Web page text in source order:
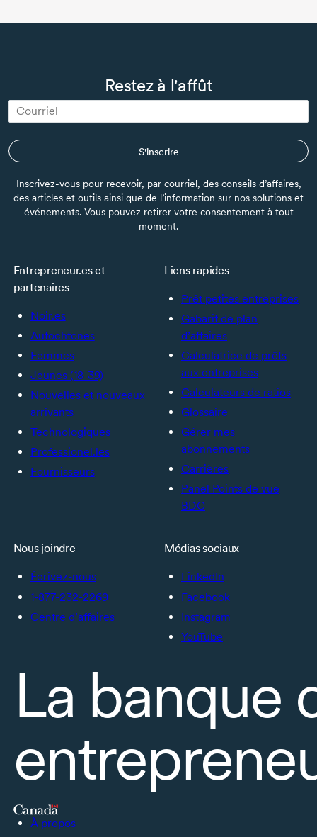
Restez à l'affût
S'inscrire
Inscrivez-vous pour recevoir, par courriel, des conseils d’affaires,
des articles et outils ainsi que de l’information sur nos solutions et
événements. Vous pouvez retirer votre consentement à tout
moment.
Entrepreneur.es et
partenaires
Noir.es
Autochtones
Femmes
Jeunes (18-39)
Nouvelles et nouveaux
arrivants
Technologiques
Professionel.les
Fournisseurs
Liens rapides
Prêt petites entreprises
Gabarit de plan
d’affaires
Calculatrice de prêts
aux entreprises
Calculateurs de ratios
Glossaire
Gérer mes
abonnements
Carrières
Panel Points de vue
BDC
Nous joindre
Écrivez-nous
1-877-232-2269
Centre d’affaires
Médias sociaux
LinkedIn
Facebook
Instagram
YouTube
La banque
À propos